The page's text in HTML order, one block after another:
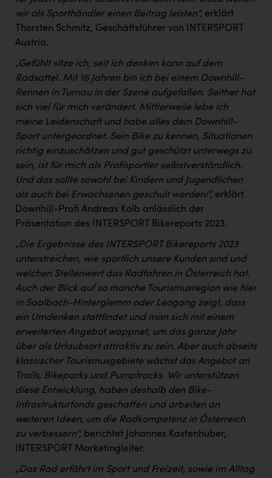
wir als Sporthändler einen Beitrag leisten“, erklärt
Thorsten Schmitz, Geschäftsführer von INTERSPORT
Austria.
„Gefühlt sitze ich, seit ich denken kann auf dem
Radsattel. Mit 16 Jahren bin ich bei einem Downhill-
Rennen in Turnau in der Szene aufgefallen. Seither hat
sich viel für mich verändert. Mittlerweile lebe ich
meine Leidenschaft und habe alles dem Downhill-
Sport untergeordnet. Sein Bike zu kennen, Situationen
richtig einzuschätzen und gut geschützt unterwegs zu
sein, ist für mich als Profisportler selbstverständlich.
Und das sollte sowohl bei Kindern und Jugendlichen
als auch bei Erwachsenen geschult werden!“, erklärt
Downhill-Profi Andreas Kolb anlässlich der
Präsentation des INTERSPORT Bikereports 2023.
„Die Ergebnisse des INTERSPORT Bikereports 2023
unterstreichen, wie sportlich unsere Kunden sind und
welchen Stellenwert das Radfahren in Österreich hat.
Auch der Blick auf so manche Tourismusregion wie hier
in Saalbach-Hinterglemm oder Leogang zeigt, dass
ein Umdenken stattfindet und man sich mit einem
erweiterten Angebot wappnet, um das ganze Jahr
über als Urlaubsort attraktiv zu sein. Aber auch abseits
klassischer Tourismusgebiete wächst das Angebot an
Trails, Bikeparks und Pumptracks. Wir unterstützen
diese Entwicklung, haben deshalb den Bike-
Infrastrukturfonds geschaffen und arbeiten an
weiteren Ideen, um die Radkompetenz in Österreich
zu verbessern“, berichtet Johannes Kastenhuber,
INTERSPORT Marketingleiter.
„Das Rad erfährt im Sport und Freizeit, sowie im Alltag